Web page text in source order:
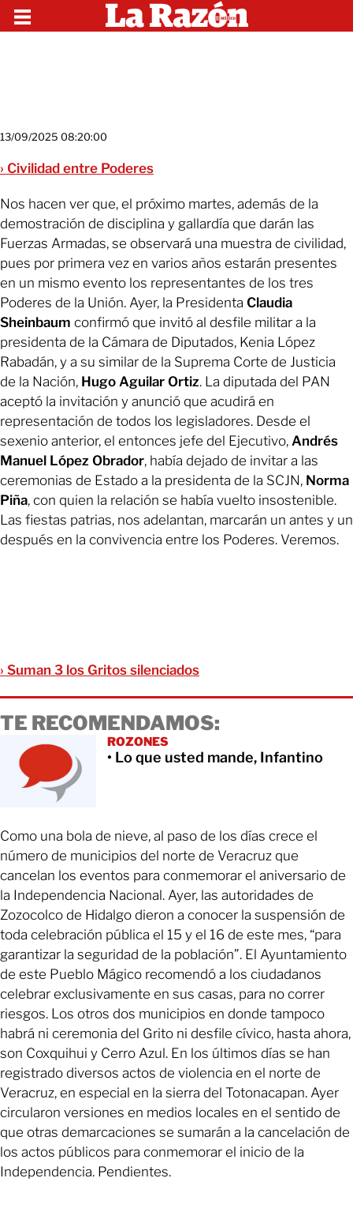
13/09/2025 08:20:00
› Civilidad entre Poderes
Nos hacen ver que, el próximo martes, además de la
demostración de disciplina y gallardía que darán las
Fuerzas Armadas, se observará una muestra de civilidad,
pues por primera vez en varios años estarán presentes
en un mismo evento los representantes de los tres
Poderes de la Unión. Ayer, la Presidenta Claudia
Sheinbaum confirmó que invitó al desfile militar a la
presidenta de la Cámara de Diputados, Kenia López
Rabadán, y a su similar de la Suprema Corte de Justicia
de la Nación, Hugo Aguilar Ortiz. La diputada del PAN
aceptó la invitación y anunció que acudirá en
representación de todos los legisladores. Desde el
sexenio anterior, el entonces jefe del Ejecutivo, Andrés
Manuel López Obrador, había dejado de invitar a las
ceremonias de Estado a la presidenta de la SCJN, Norma
Piña, con quien la relación se había vuelto insostenible.
Las fiestas patrias, nos adelantan, marcarán un antes y un
después en la convivencia entre los Poderes. Veremos.
› Suman 3 los Gritos silenciados
TE RECOMENDAMOS:
ROZONES
• Lo que usted mande, Infantino
Como una bola de nieve, al paso de los días crece el
número de municipios del norte de Veracruz que
cancelan los eventos para conmemorar el aniversario de
la Independencia Nacional. Ayer, las autoridades de
Zozocolco de Hidalgo dieron a conocer la suspensión de
toda celebración pública el 15 y el 16 de este mes, “para
garantizar la seguridad de la población”. El Ayuntamiento
de este Pueblo Mágico recomendó a los ciudadanos
celebrar exclusivamente en sus casas, para no correr
riesgos. Los otros dos municipios en donde tampoco
habrá ni ceremonia del Grito ni desfile cívico, hasta ahora,
son Coxquihui y Cerro Azul. En los últimos días se han
registrado diversos actos de violencia en el norte de
Veracruz, en especial en la sierra del Totonacapan. Ayer
circularon versiones en medios locales en el sentido de
que otras demarcaciones se sumarán a la cancelación de
los actos públicos para conmemorar el inicio de la
Independencia. Pendientes.